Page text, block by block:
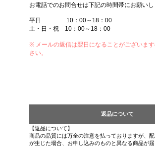
お電話でのお問合せは下記の時間帯にお願い
平日 10：00～18：00
土・日・祝 10：00～18：00
※ メールの返信は翌日になることがございま
さい。
返品について
【返品について】
商品の品質には万全の注意を払っておりますが、
が生じた場合、お申し込みのものと異なる商品が